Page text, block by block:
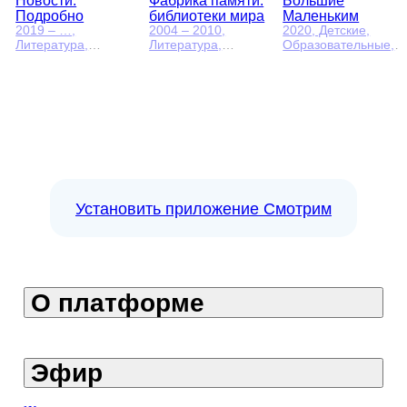
Подробно
2019 – … ,
Литература,
библиотеки мира
2004 – 2010,
Литература,
Маленьким
2020, Детские,
Образовательные,
Установить приложение Смотрим
О платформе
Эфир